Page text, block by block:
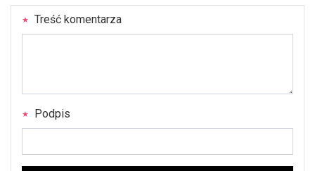
Treść komentarza
Podpis